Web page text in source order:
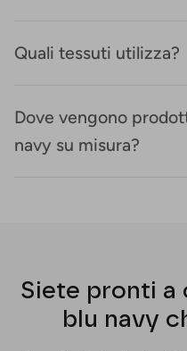
Quali tessuti utilizza?
Dove vengono
navy su misura?
Siete pronti a
blu navy